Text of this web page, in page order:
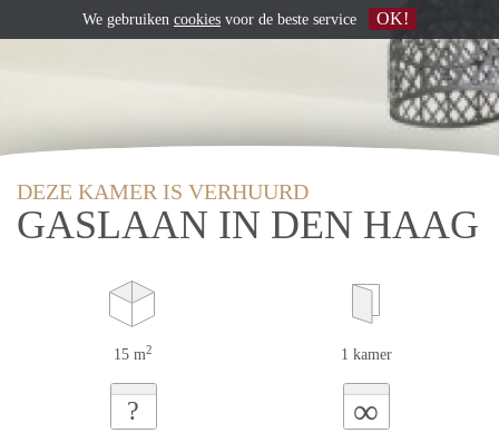
DEZE KAMER IS VERHUURD
GASLAAN IN DEN HAAG
15 m2 1 kamer
? ∞
We gebruiken cookies voor de beste service OK!